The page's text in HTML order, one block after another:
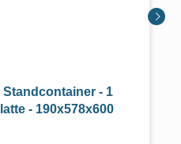
- 1
- 190x578x600